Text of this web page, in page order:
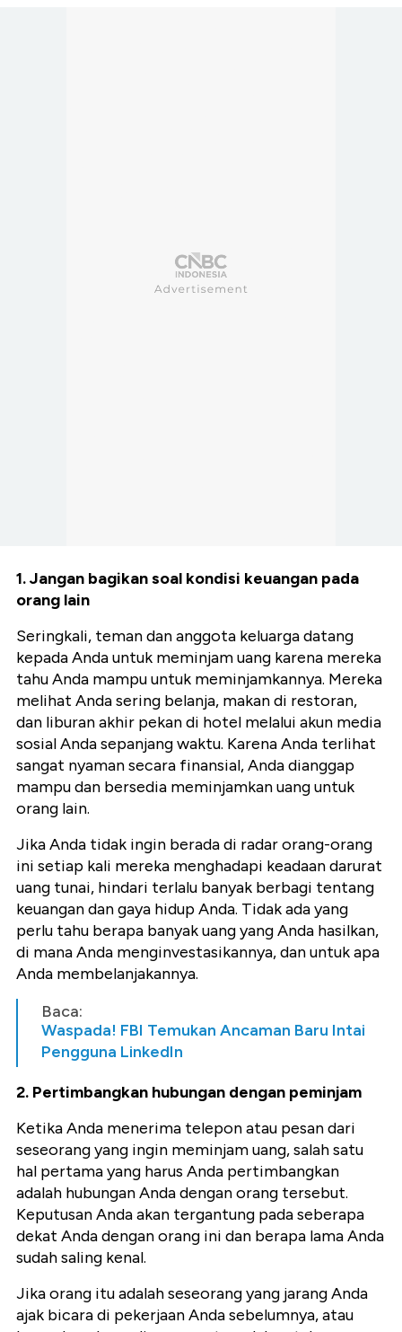
1. Jangan bagikan soal kondisi keuangan pada
orang lain
Seringkali, teman dan anggota keluarga datang
kepada Anda untuk meminjam uang karena mereka
tahu Anda mampu untuk meminjamkannya. Mereka
melihat Anda sering belanja, makan di restoran,
dan liburan akhir pekan di hotel melalui akun media
sosial Anda sepanjang waktu. Karena Anda terlihat
sangat nyaman secara finansial, Anda dianggap
mampu dan bersedia meminjamkan uang untuk
orang lain.
Jika Anda tidak ingin berada di radar orang-orang
ini setiap kali mereka menghadapi keadaan darurat
uang tunai, hindari terlalu banyak berbagi tentang
keuangan dan gaya hidup Anda. Tidak ada yang
perlu tahu berapa banyak uang yang Anda hasilkan,
di mana Anda menginvestasikannya, dan untuk apa
Anda membelanjakannya.
Baca:
Waspada! FBI Temukan Ancaman Baru Intai
Pengguna LinkedIn
2. Pertimbangkan hubungan dengan peminjam
Ketika Anda menerima telepon atau pesan dari
seseorang yang ingin meminjam uang, salah satu
hal pertama yang harus Anda pertimbangkan
adalah hubungan Anda dengan orang tersebut.
Keputusan Anda akan tergantung pada seberapa
dekat Anda dengan orang ini dan berapa lama Anda
sudah saling kenal.
Jika orang itu adalah seseorang yang jarang Anda
ajak bicara di pekerjaan Anda sebelumnya, atau